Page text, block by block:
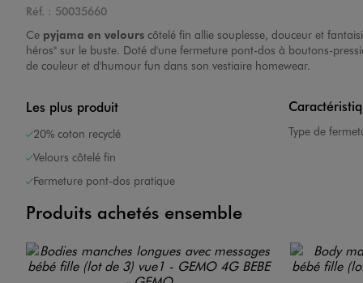
Réf. : 50035660
Ce pyjama en velours côtelé fin allie souplesse, douceur et
héros" sur le buste. Doté d'une fermeture pont-dos à boutons-
de couleur et d'humour fun dans son vestiaire homewear.
Les plus produit
20% coton recyclé
Velours côtelé fin
Fermeture pont-dos pratique
Type de
Produits achetés ensemble